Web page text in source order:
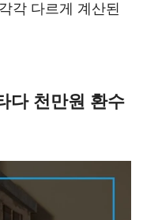
각 다르게 계산된
다 천만원 환수